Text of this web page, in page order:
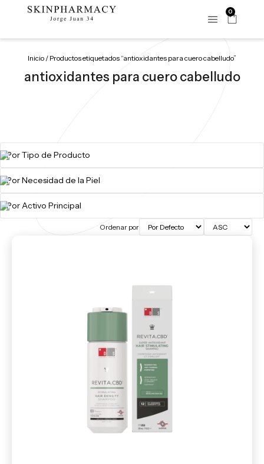
0
Inicio / Productos etiquetados “antioxidantes para cuero cabelludo”
antioxidantes para cuero cabelludo
Ordenar por